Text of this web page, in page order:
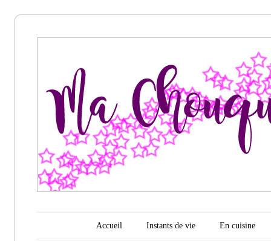
Ma
chouquette
d'amour
Menu principal
Aller au contenu
Accueil Instants de vie En cuisine